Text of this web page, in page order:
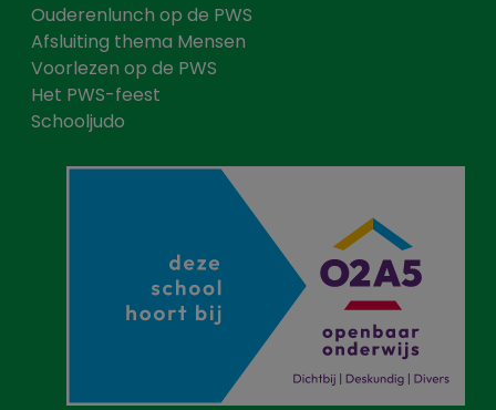
Ouderenlunch op de PWS
Afsluiting thema Mensen
Voorlezen op de PWS
Het PWS-feest
Schooljudo